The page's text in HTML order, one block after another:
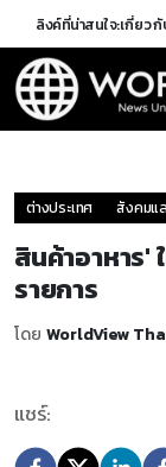
ลิงค์ที่น่าสนใจ:เกี่ยวกั
ต่างประเทศ สังคมแ
สินค้าอาหาร'
รายการ
โดย WorldView
แชร์: